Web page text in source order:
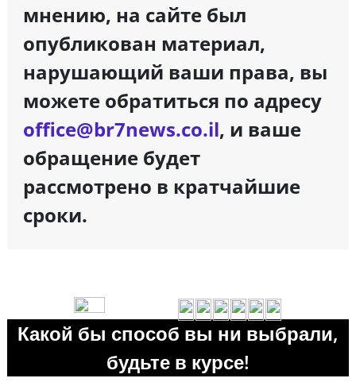
мнению, на сайте был
опубликован материал,
нарушающий ваши права, вы
можете обратиться по адресу
office@br7news.co.il, и ваше
обращение будет
рассмотрено в кратчайшие
сроки.
Какой бы способ вы ни выбрали,
будьте в курсе!